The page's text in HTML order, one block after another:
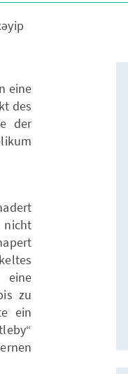
eine
des
der
eine
zu
ein